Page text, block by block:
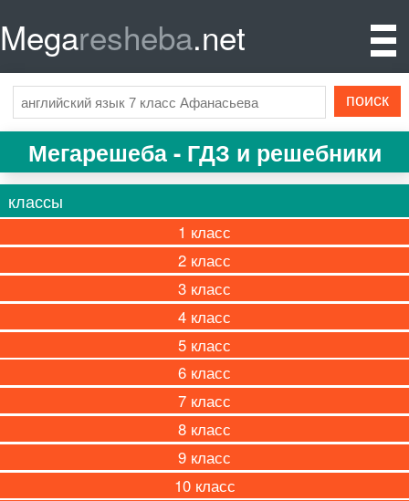
Megaresheba.net
Мегарешеба - ГДЗ и решебники
классы
1
2
3
4
5
6
7
8
9
10